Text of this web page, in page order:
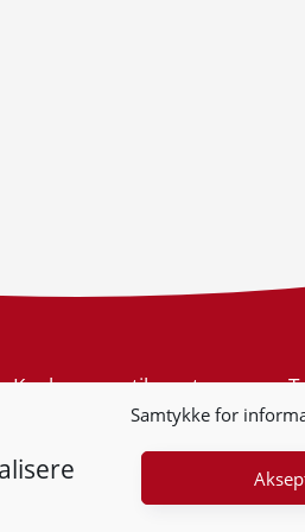
Samtykke for
Konkurransetilsynet
Postboks 439 Sentrum
Org.nr: 974 761 246